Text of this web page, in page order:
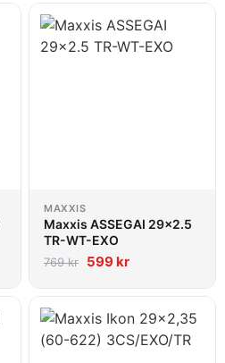
MAXXIS
Maxxis ASSEGAI 29x2.5
TR-WT-EXO
769kr 599 kr